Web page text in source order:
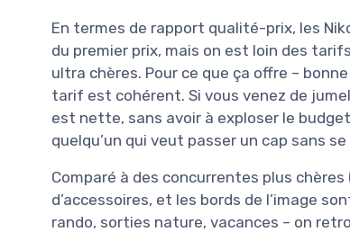
En termes de rapport qualité-prix, les
du premier prix, mais on est loin des
ultra chères. Pour ce que ça offre –
tarif est cohérent. Si vous venez de
est nette, sans avoir à exploser le
quelqu’un qui veut passer un cap sans
Comparé à des concurrentes plus
d’accessoires, et les bords de l’image
rando, sorties nature, vacances – on